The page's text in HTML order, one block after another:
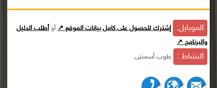
الموبايل: إشترك للحصول على كامل بيانات الموقع ↗ أوأطلب الدليل
والبرنامج ↗
النشاط : طوب أسمنتى